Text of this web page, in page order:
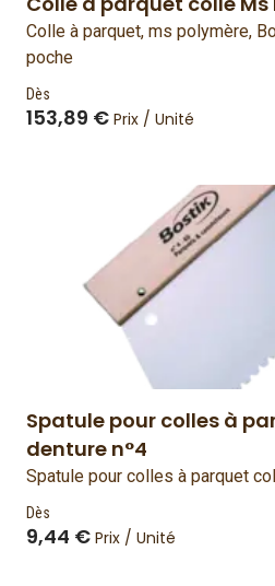
Colle à parquet, ms polymère,
poche
Dès
153,89 € Prix / Unité
Spatule pour colles à
denture n°4
Spatule pour colles à parquet
Dès
9,44 € Prix / Unité